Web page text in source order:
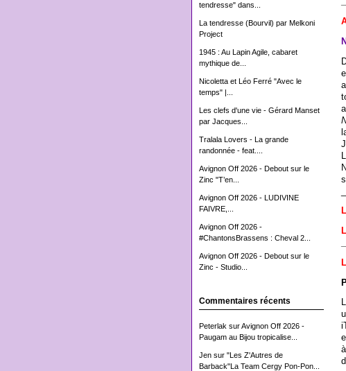
tendresse" dans...
La tendresse (Bourvil) par Melkoni
Project
1945 : Au Lapin Agile, cabaret
mythique de...
Nicoletta et Léo Ferré "Avec le
temps" |...
Les clefs d'une vie - Gérard Manset
par Jacques...
Tralala Lovers - La grande
randonnée - feat....
Avignon Off 2026 - Debout sur le
Zinc "T’en...
Avignon Off 2026 - LUDIVINE
FAIVRE,...
Avignon Off 2026 -
#ChantonsBrassens : Cheval 2...
Avignon Off 2026 - Debout sur le
Zinc - Studio...
Commentaires récents
Peterlak surAvignon Off 2026 -
Paugam au Bijou tropicalise...
Jensur "Les Z'Autres de
Barback"La Team Cergy Pon-Pon...